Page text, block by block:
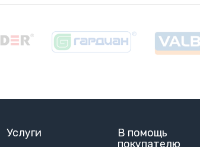
Услуги
В помощь
покупателю